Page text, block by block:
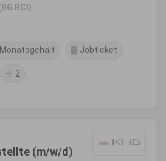
RCI)
Jobticket
2
(m/w/d)